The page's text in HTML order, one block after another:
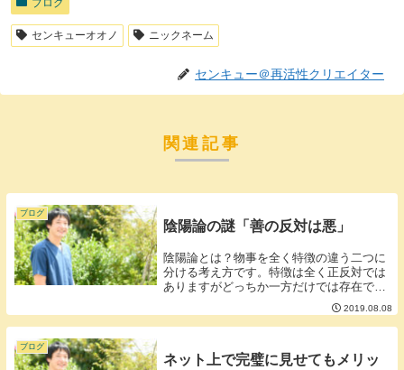
センキューオオノ ニックネーム
センキュー＠再活性クリエイター
関連記事
ブログ
陰陽論の謎「善の反対は悪」
陰陽論とは？物事を全く特徴の違う二つに
分ける考え方です。特徴は全く正反対では
ありますがどっちか一方だけでは存在でき
ずお互いは助け合いながらバランスを取っ
ています。例えば背が高い人は背が低い人
がいて初めて背が高いかどうかがわかりま
2019.08.08
ブログ
ネット上で完璧に見せてもメリッ